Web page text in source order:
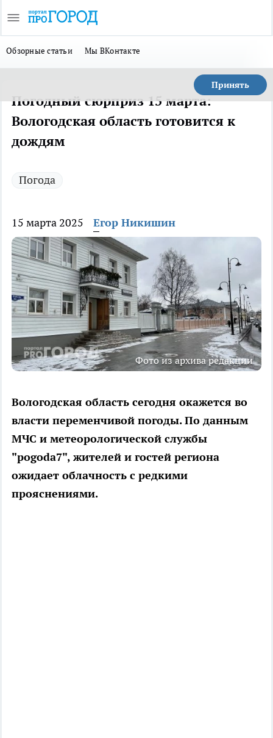
Обзорные статьи Мы ВКонтакте
Принять
Погодный сюрприз 15 марта:
Вологодская область готовится к
дождям
Погода
15 марта 2025 Егор Никишин
Фото из архива редакции
Вологодская область сегодня окажется во
власти переменчивой погоды. По данным
МЧС и метеорологической службы
"pogoda7", жителей и гостей региона
ожидает облачность с редкими
прояснениями.